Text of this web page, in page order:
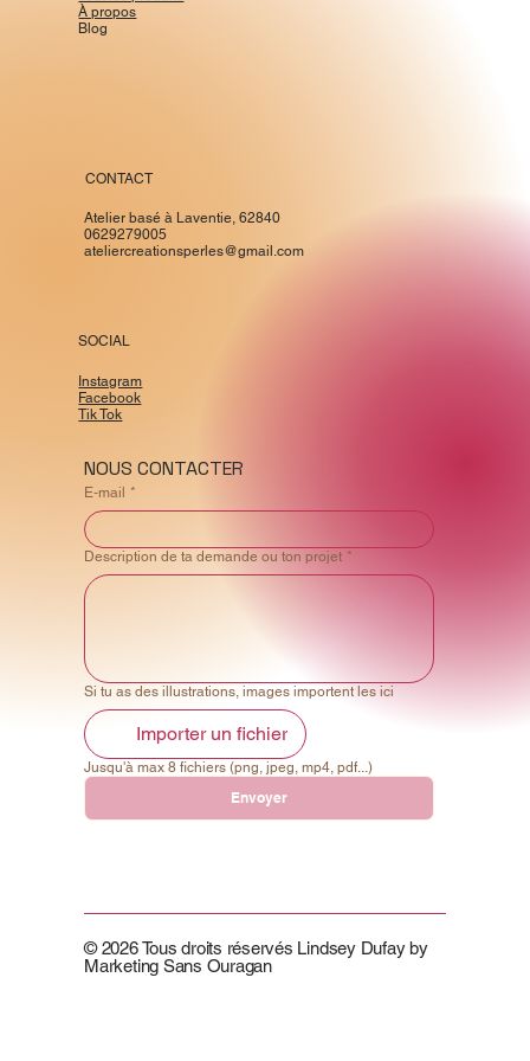
À propos
Blog
CONTACT
Atelier basé à Laventie, 62840
0629279005
ateliercreationsperles@gmail.com
SOCIAL
Instagram
Facebook
Tik Tok
NOUS CONTACTER
E‑mail *
Description de ta demande ou ton projet *
Si tu as des illustrations, images importent les ici
Importer un fichier
Jusqu'à max 8 fichiers (png, jpeg, mp4, pdf...)
Envoyer
© 2026 Tous droits réservés Lindsey Dufay by
Marketing Sans Ouragan